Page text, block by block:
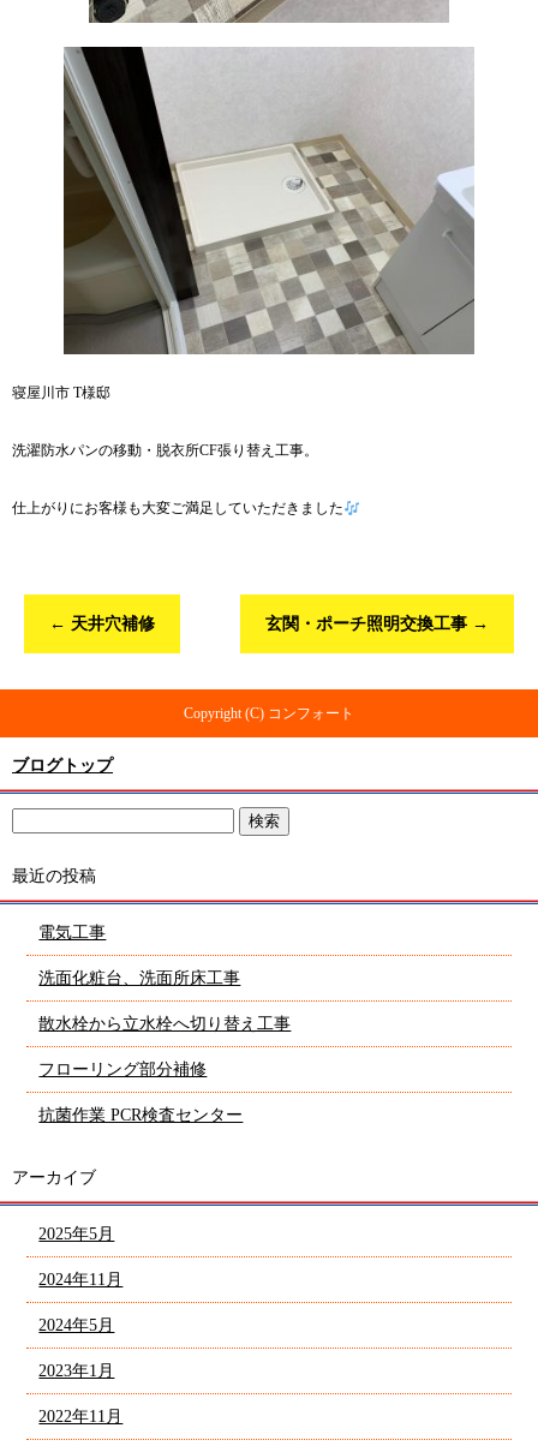
寝屋川市 T様邸
洗濯防水パンの移動・脱衣所CF張り替え工事。
仕上がりにお客様も大変ご満足していただきました
← 天井穴補修 玄関・ポーチ照明交換工事 →
Copyright (C) コンフォート
ブログトップ
最近の投稿
電気工事
洗面化粧台、洗面所床工事
散水栓から立水栓へ切り替え工事
フローリング部分補修
抗菌作業 PCR検査センター
アーカイブ
2025年5月
2024年11月
2024年5月
2023年1月
2022年11月